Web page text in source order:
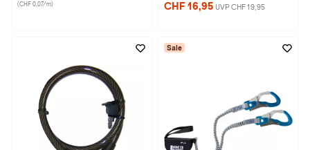
(CHF 0,07/m) CHF 16,95 UVP CHF 19,95
Sale